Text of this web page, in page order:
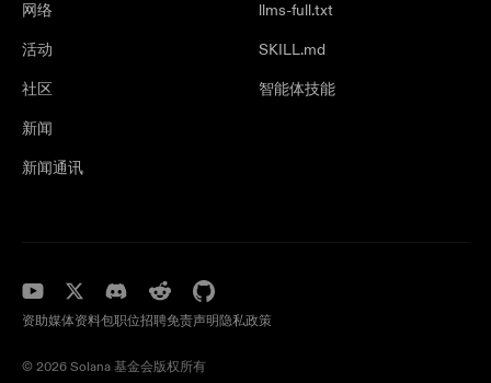
网络
活动
社区
新闻
新闻通讯
llms-full.txt
SKILL.md
智能体技能
资助媒体资料包职位招聘免责声明 隐私政策
©️ 2026 Solana 基金会版权所有